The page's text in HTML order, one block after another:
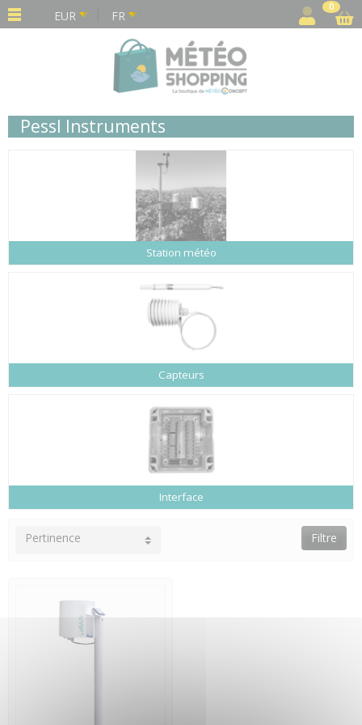
EUR FR
0
Pessl Instruments
Station météo
Capteurs
Interface
Filtre
Pertinence
Panneau de gestion des cookies